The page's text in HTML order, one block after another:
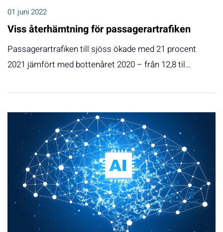
01 juni 2022
Viss återhämtning för passagerartrafiken
Passagerartrafiken till sjöss ökade med 21 procent
2021 jämfört med bottenåret 2020 – från 12,8 til…